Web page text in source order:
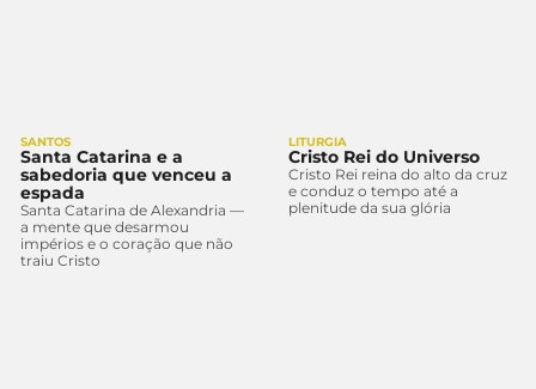
SANTOS
Santa Catarina e a
sabedoria que venceu a
espada
Santa Catarina de Alexandria —
a mente que desarmou
impérios e o coração que não
traiu Cristo
LITURGIA
Cristo Rei do Universo
Cristo Rei reina do alto da cruz
e conduz o tempo até a
plenitude da sua glória